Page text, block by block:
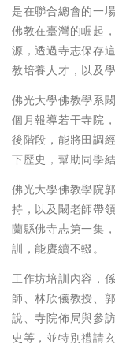
是在聯合總會的一
佛教在臺灣的崛起
源，透過寺志保存
教培養人才，以及
佛光大學佛教學系
個月報導若干寺院
後階段，能將田調
下歷史，幫助同學
佛光大學佛教學院
持，以及闞老師帶
蘭縣佛寺志第一集
訓，能賡續不輟。
工作坊培訓內容，
師、林欣儀教授、
說、寺院佈局與參
史等，並特別禮請